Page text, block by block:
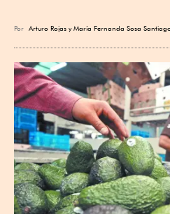
Por Arturo Rojas yMaría Fernanda Sosa